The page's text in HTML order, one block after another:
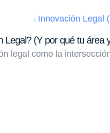
Legal? (Y por qué tu área
legal como la